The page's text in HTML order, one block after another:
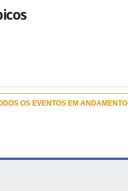
OS EVENTOS EM ANDAMENTO